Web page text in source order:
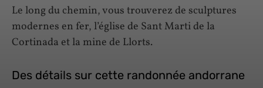
Le long du chemin, vous trouverez de sculptures
modernes en fer, l’église de Sant Marti de la
Cortinada et la mine de Llorts.
Des détails sur cette randonnée andorrane